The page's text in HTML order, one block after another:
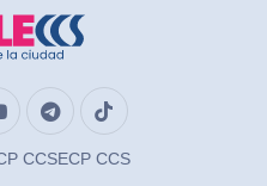
CCSECP CCS